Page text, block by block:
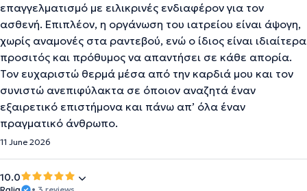
επαγγελματισμό με ειλικρινές ενδιαφέρον για τον
ασθενή. Επιπλέον, η οργάνωση του ιατρείου είναι άψογη,
χωρίς αναμονές στα ραντεβού, ενώ ο ίδιος είναι ιδιαίτερα
προσιτός και πρόθυμος να απαντήσει σε κάθε απορία.
Τον ευχαριστώ θερμά μέσα από την καρδιά μου και τον
συνιστώ ανεπιφύλακτα σε όποιον αναζητά έναν
εξαιρετικό επιστήμονα και πάνω απ’ όλα έναν
πραγματικό άνθρωπο.
11 June 2026
10.0